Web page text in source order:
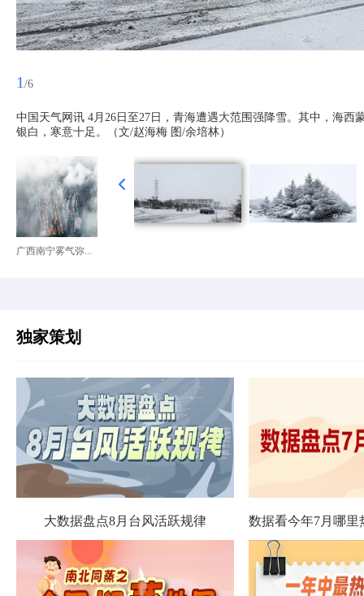
1 /6
中国天气网讯 4月26日至27日，青海遭遇大范围强降雪。其中，海
银白，寒意十足。（文/赵海梅 图/余培林）
广西南宁雾气弥...
独家策划
大数据盘点8月台风活跃规律